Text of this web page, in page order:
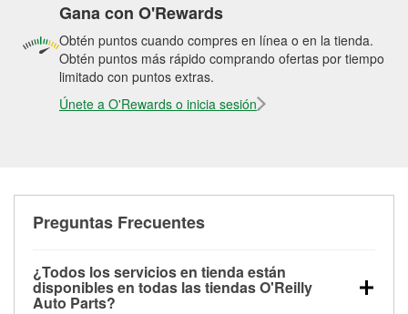
Gana con O'Rewards
Obtén puntos cuando compres en línea o en la tienda.
Obtén puntos más rápido comprando ofertas por tiempo
limitado con puntos extras.
Únete a O'Rewards o inicia sesión
Preguntas Frecuentes
¿Todos los servicios en tienda están
disponibles en todas las tiendas O'Reilly
Auto Parts?